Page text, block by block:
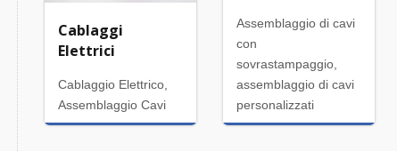
Cablaggi
Elettrici
Cablaggio Elettrico,
Assemblaggio Cavi
Assemblaggio di cavi
con
sovrastampaggio,
assemblaggio di cavi
personalizzati